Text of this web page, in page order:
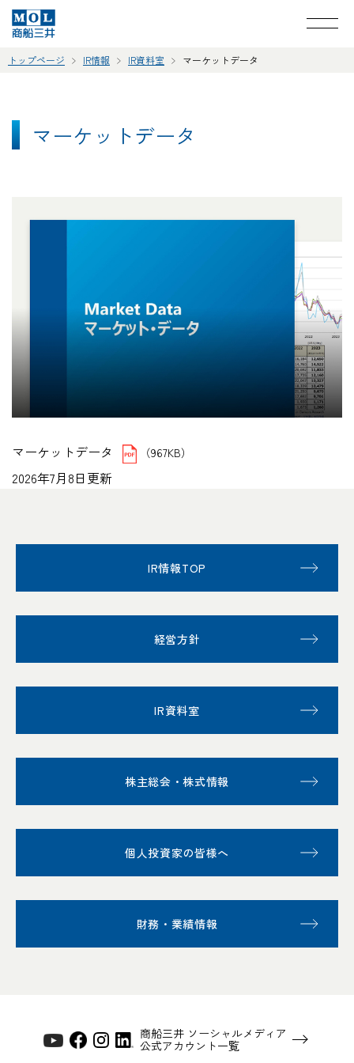
トップページ IR情報 IR資料室 マーケットデータ
マーケットデータ
マーケットデータ （967KB）
2026年7月8日更新
IR情報TOP
経営方針
IR資料室
株主総会・株式情報
個人投資家の皆様へ
財務・業績情報
商船三井 ソーシャルメディア
公式アカウント一覧